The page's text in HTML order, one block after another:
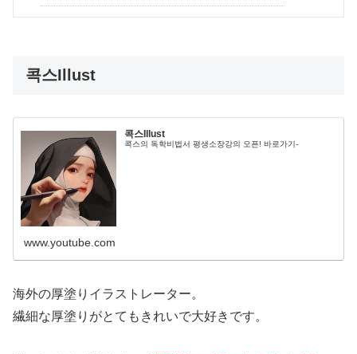
콕스Illust
콕스Illust
콕스의 독학비법서 평생소장강의 오픈! 바로가기-
www.youtube.com
海外の厚塗りイラストレーター。
繊細な厚塗りがとてもきれいで大好きです。